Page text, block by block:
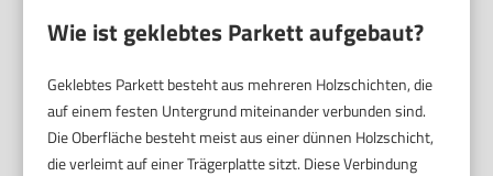
Wie ist geklebtes Parkett aufgebaut?
Geklebtes Parkett besteht aus mehreren Holzschichten, die
auf einem festen Untergrund miteinander verbunden sind.
Die Oberfläche besteht meist aus einer dünnen Holzschicht,
die verleimt auf einer Trägerplatte sitzt. Diese Verbindung